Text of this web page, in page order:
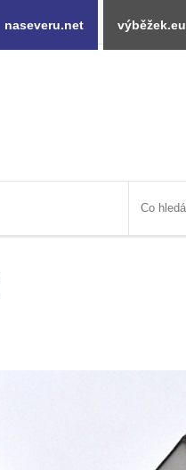
naseveru.net výběžek.eu